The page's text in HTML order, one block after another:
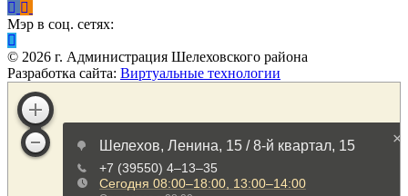
Мэр в соц. сетях:
© 2026 г. Администрация Шелеховского района
Разработка сайта: Виртуальные технологии